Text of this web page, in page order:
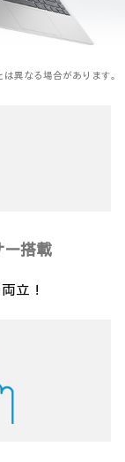
異なる場合があります。
ー搭載
立！